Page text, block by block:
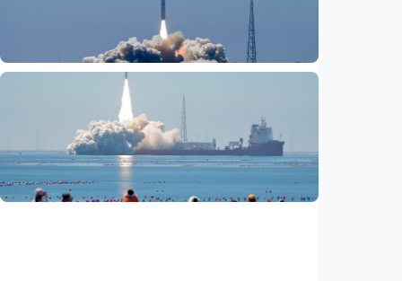
Fokus Berita – Lampung-1, satelit AI
Hiperspektral pertama Indonesia, berhasil
diluncurkan ke orbit
Indonesia•05 Aug 2026